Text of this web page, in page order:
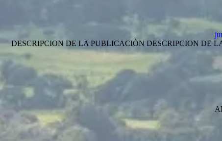
DESCRIPCION DE LA PUBLICACIÒN DESCRIPCION DE